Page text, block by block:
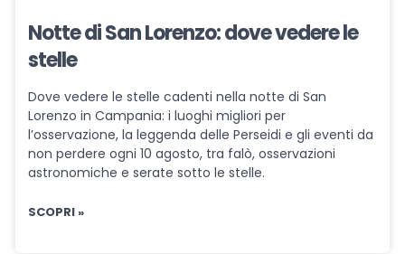
Notte di San Lorenzo: dove vedere le
stelle
Dove vedere le stelle cadenti nella notte di San
Lorenzo in Campania: i luoghi migliori per
l’osservazione, la leggenda delle Perseidi e gli eventi da
non perdere ogni 10 agosto, tra falò, osservazioni
astronomiche e serate sotto le stelle.
SCOPRI »